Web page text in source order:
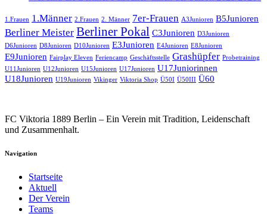
1.Frauen 1.Männer 2.Frauen 2. Männer 7er-Frauen A3Junioren B5Junioren
Berliner Meister Berliner Pokal C3Junioren D3Junioren
D6Junioren D8Junioren D10Junioren E3Junioren E4Junioren E8Junioren
E9Junioren Fairplay Eleven Feriencamp Geschäftsstelle Grashüpfer Probetraining
U11Junioren U12Junioren U15Junioren U17Junioren U17Juniorinnen
U18Junioren U19Junioren Vikinger Viktoria Shop Ü50I Ü50III Ü60
FC Viktoria 1889 Berlin – Ein Verein mit Tradition, Leidenschaft
und Zusammenhalt.
Navigation
Startseite
Aktuell
Der Verein
Teams